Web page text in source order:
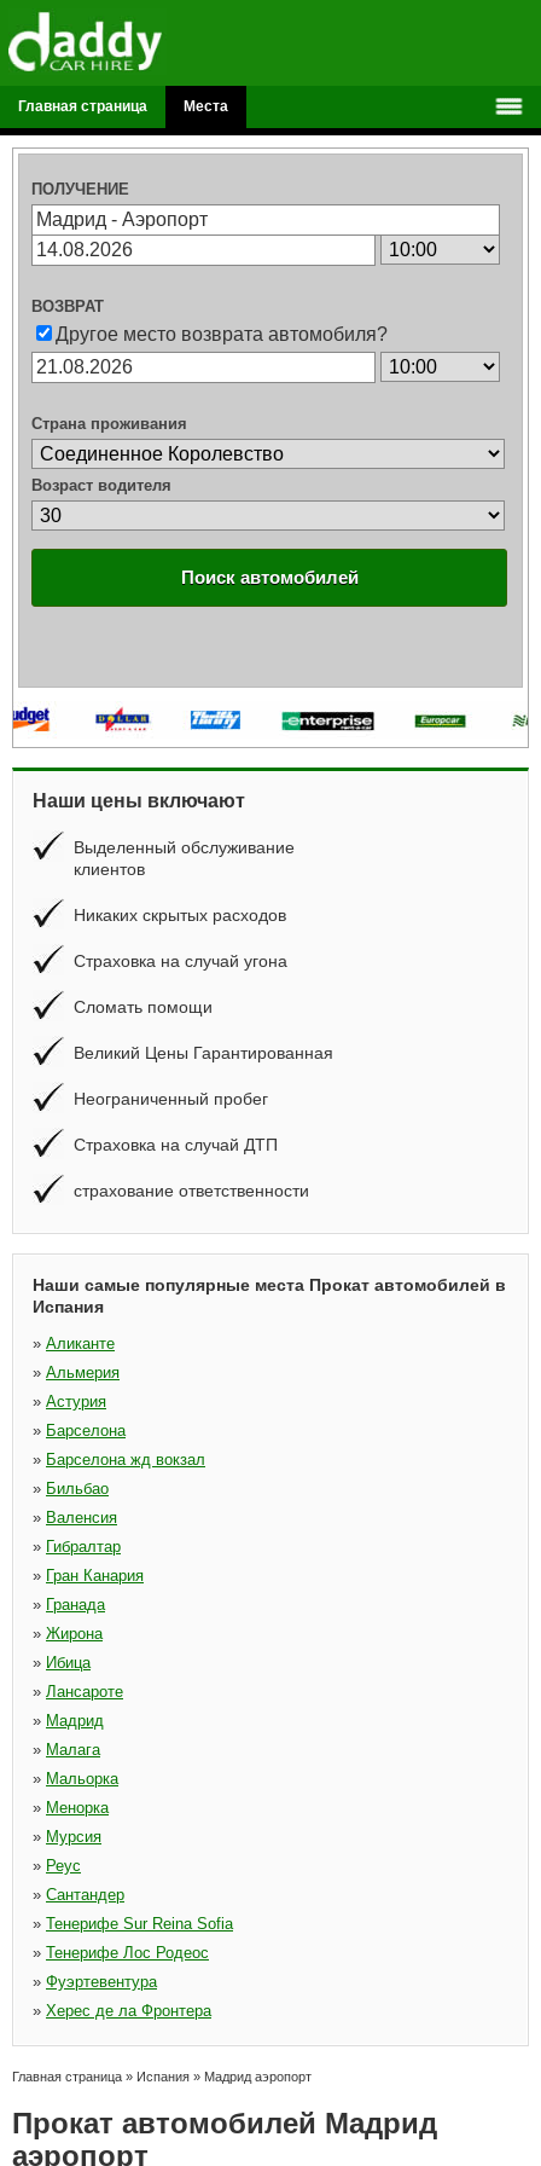
Главная страница Места
ПОЛУЧЕНИЕ
ВОЗВРАТ
Другое место возврата автомобиля?
Страна проживания
Возраст водителя
Поиск автомобилей
Наши цены включают
Выделенный обслуживание
клиентов
Никаких скрытых расходов
Страховка на случай угона
Сломать помощи
Великий Цены Гарантированная
Неограниченный пробег
Страховка на случай ДТП
страхование ответственности
Наши самые популярные места Прокат автомобилей в
Испания
» Аликанте
» Альмерия
» Астурия
» Барселона
» Барселона жд вокзал
» Бильбао
» Валенсия
» Гибралтар
» Гран Канария
» Гранада
» Жирона
» Ибица
» Лансароте
» Мадрид
» Малага
» Мальорка
» Менорка
» Мурсия
» Реус
» Сантандер
» Тенерифе Sur Reina Sofia
» Тенерифе Лос Родеос
» Фуэртевентура
» Херес де ла Фронтера
Главная страница » Испания » Мадрид аэропорт
Прокат автомобилей Мадрид
аэропорт